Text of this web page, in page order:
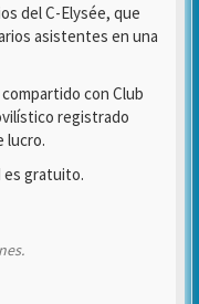
del C-Elysée, que
asistentes en una
con Club
registrado
lucro.
es gratuito.